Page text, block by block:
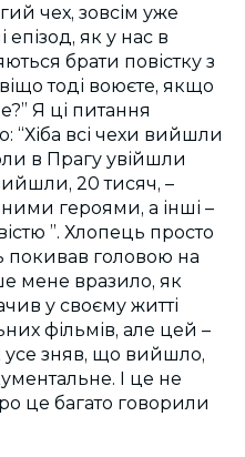
чех, зовсім уже
як у нас в
брати повістку з
тоді воюєте, якщо
Я ці питання
“Хіба всі чехи вийшли
в Прагу увійшли
20 тисяч, –
героями, а інші –
”. Хлопець просто
покивав головою на
мене вразило, як
у своєму житті
фільмів, але цей –
усе зняв, що вийшло,
І це не
це багато говорили